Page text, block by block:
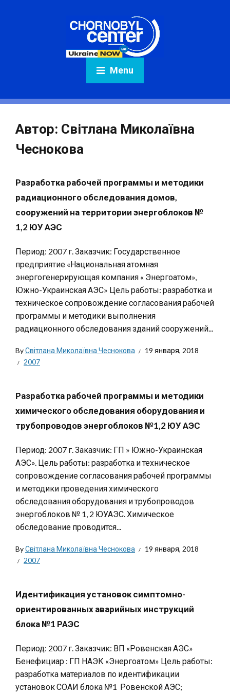
Menu
Автор: Світлана Миколаївна
Чеснокова
Разработка рабочей программы и методики
радиационного обследования домов,
сооружений на территории энергоблоков №
1,2 ЮУ АЭС
Период: 2007 г. Заказчик: Государственное
предприятие «Национальная атомная
энергогенерирующая компания « Энергоатом»,
Южно-Украинская АЭС» Цель работы: разработка и
техническое сопровождение согласования рабочей
программы и методики выполнения
радиационного обследования зданий сооружений...
ByСвітлана Миколаївна Чеснокова
19 января, 2018
2007
Разработка рабочей программы и методики
химического обследования оборудования и
трубопроводов энергоблоков №1,2 ЮУ АЭС
Период: 2007 г. Заказчик: ГП » Южно-Украинская
АЭС». Цель работы: разработка и техническое
сопровождение согласования рабочей программы
и методики проведения химического
обследования оборудования и трубопроводов
энергоблоков № 1, 2 ЮУАЭС. Химическое
обследование проводится...
ByСвітлана Миколаївна Чеснокова
19 января, 2018
2007
Идентификация установок симптомно-
ориентированных аварийных инструкций
блока №1 РАЭС
Период: 2007 г. Заказчик: ВП «Ровенская АЭС»
Бенефициар : ГП НАЭК «Энергоатом» Цель работы:
разработка материалов по идентификации
установок СОАИ блока №1 Ровенской АЭС;